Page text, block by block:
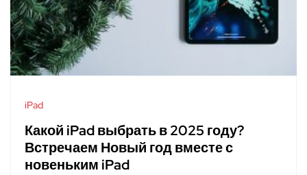
iPad
Какой iPad выбрать в 2025 году?
Встречаем Новый год вместе с
новеньким iPad